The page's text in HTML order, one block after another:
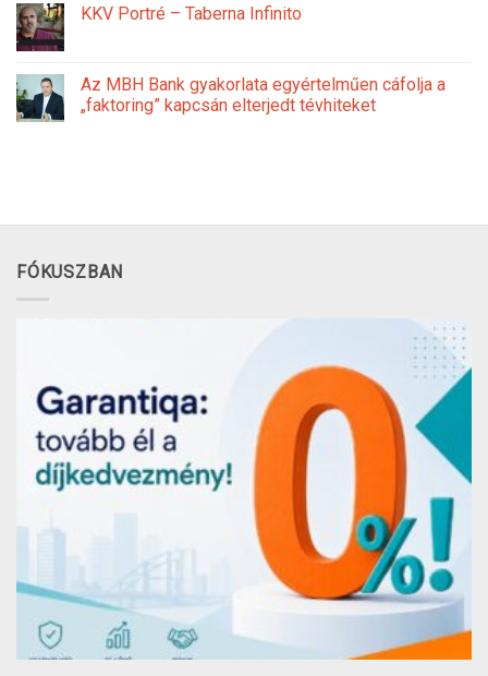
KKV Portré – Taberna Infinito
Az MBH Bank gyakorlata egyértelműen cáfolja a
„faktoring” kapcsán elterjedt tévhiteket
FÓKUSZBAN